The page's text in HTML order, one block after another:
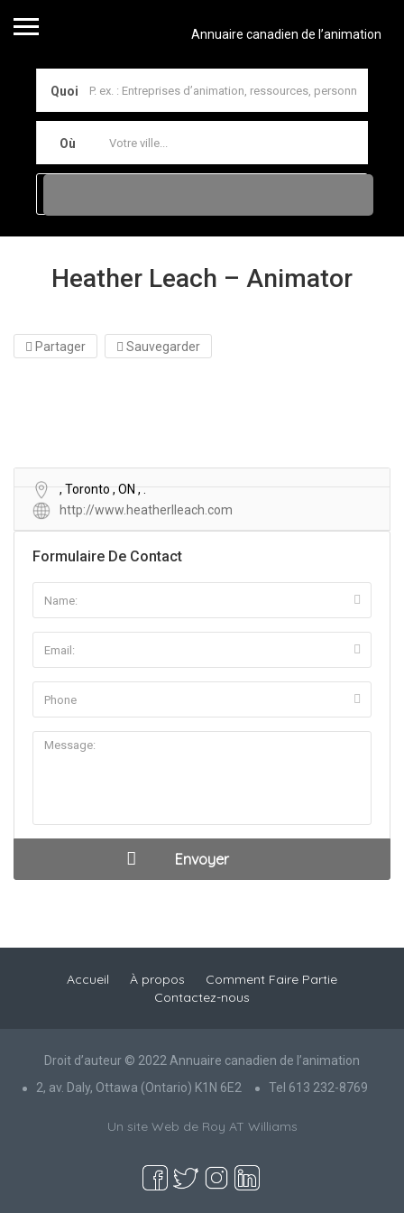
Annuaire canadien de l’animation
Quoi
Où
Heather Leach – Animator
Partager Sauvegarder
, Toronto , ON , .
http://www.heatherlleach.com
Formulaire De Contact
Accueil À propos
Comment Faire Partie
Contactez-nous
Droit d’auteur © 2022 Annuaire canadien de l’animation
2, av. Daly, Ottawa (Ontario) K1N 6E2
Tel 613 232-8769
Un site Web de Roy AT Williams